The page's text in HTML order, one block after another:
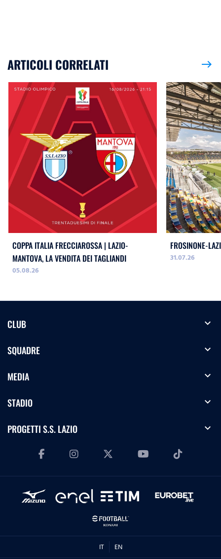
ARTICOLI CORRELATI east
COPPA ITALIA FRECCIAROSSA | LAZIO-
MANTOVA, LA VENDITA DEI TAGLIANDI
05.08.26
FROSINONE-
31.07.26
CLUB expand_more
SQUADRE expand_more
MEDIA expand_more
STADIO expand_more
PROGETTI S.S. LAZIO expand_more
IT EN